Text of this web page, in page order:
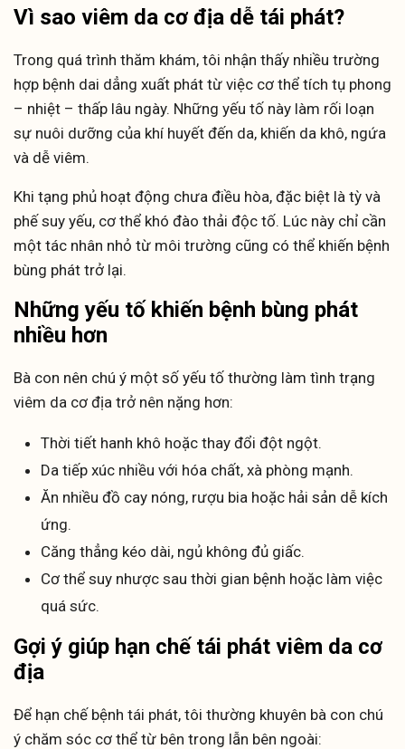
Vì sao viêm da cơ địa dễ tái phát?
Trong quá trình thăm khám, tôi nhận thấy nhiều trường
hợp bệnh dai dẳng xuất phát từ việc cơ thể tích tụ phong
– nhiệt – thấp lâu ngày. Những yếu tố này làm rối loạn
sự nuôi dưỡng của khí huyết đến da, khiến da khô, ngứa
và dễ viêm.
Khi tạng phủ hoạt động chưa điều hòa, đặc biệt là tỳ và
phế suy yếu, cơ thể khó đào thải độc tố. Lúc này chỉ cần
một tác nhân nhỏ từ môi trường cũng có thể khiến bệnh
bùng phát trở lại.
Những yếu tố khiến bệnh bùng phát
nhiều hơn
Bà con nên chú ý một số yếu tố thường làm tình trạng
viêm da cơ địa trở nên nặng hơn:
Thời tiết hanh khô hoặc thay đổi đột ngột.
Da tiếp xúc nhiều với hóa chất, xà phòng mạnh.
Ăn nhiều đồ cay nóng, rượu bia hoặc hải sản dễ kích
ứng.
Căng thẳng kéo dài, ngủ không đủ giấc.
Cơ thể suy nhược sau thời gian bệnh hoặc làm việc
quá sức.
Gợi ý giúp hạn chế tái phát viêm da cơ
địa
Để hạn chế bệnh tái phát, tôi thường khuyên bà con chú
ý chăm sóc cơ thể từ bên trong lẫn bên ngoài: